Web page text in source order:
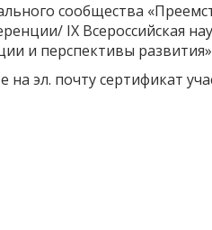
сообщества
IX Всероссийская
и перспективы
эл. почту сертификат